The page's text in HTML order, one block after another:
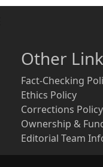
Other
Fact-Checking
Ethics Policy
Corrections Policy
Ownership &
Editorial Team